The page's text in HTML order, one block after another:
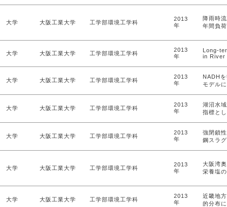
大学 大阪工業大学 工学部環境工学科
2013
年
降雨時
年間負
大学 大阪工業大学 工学部環境工学科
2013
年
Long-
in River
大学 大阪工業大学 工学部環境工学科
2013
年
NADH
モデル
大学 大阪工業大学 工学部環境工学科
2013
年
湖沼水
指標と
大学 大阪工業大学 工学部環境工学科
2013
年
強閉鎖
鋼スラ
大学 大阪工業大学 工学部環境工学科
2013
年
大阪湾
栄養塩
大学 大阪工業大学 工学部環境工学科
2013
年
近畿地
的分布